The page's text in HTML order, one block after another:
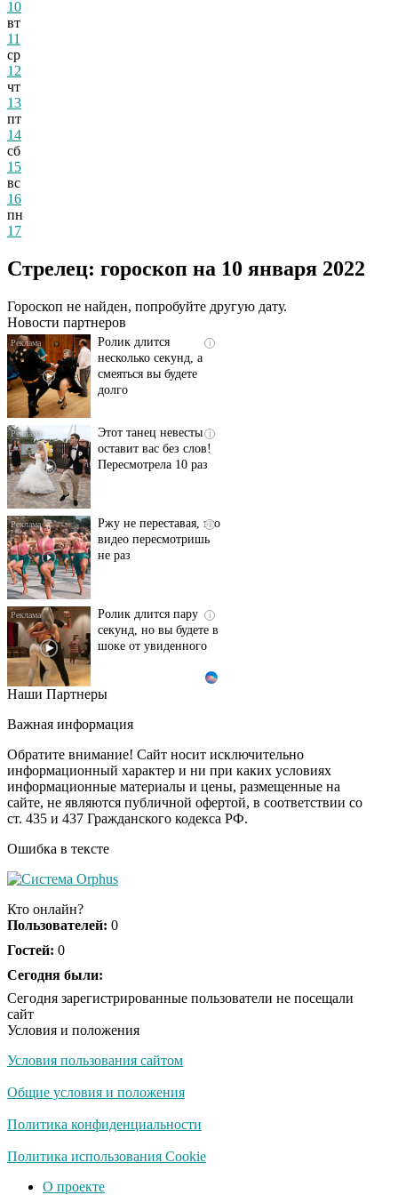
10
вт
11
ср
12
чт
13
пт
14
сб
15
вс
16
пн
17
Стрелец: гороскоп на 10 января 2022
Гороскоп не найден, попробуйте другую дату.
Новости партнеров
пляже Крыма: Что
люди вытворяют, когда
i
Ролик длится
несколько секунд, а
смеяться вы будете
долго
i
Этот танец невесты
оставит вас без слов!
Пересмотрела 10 раз
i
Ржу не переставая, это
видео пересмотришь
не раз
i
Ролик длится пару
секунд, но вы будете в
шоке от увиденного
Ролик из Омска: вы
i
Королева вагона
отожгла! Видео не
оставит равнодушным
Наши Партнеры
Важная информация
Обратите внимание! Сайт носит исключительно
информационный характер и ни при каких условиях
информационные материалы и цены, размещенные на
сайте, не являются публичной офертой, в соответствии со
ст. 435 и 437 Гражданского кодекса РФ.
Ошибка в тексте
Кто онлайн?
Пользователей: 0
Гостей: 0
Сегодня были:
Сегодня зарегистрированные пользователи не посещали
сайт
Условия и положения
Условия пользования сайтом
Общие условия и положения
Политика конфиденциальности
Политика использования Cookie
О проекте